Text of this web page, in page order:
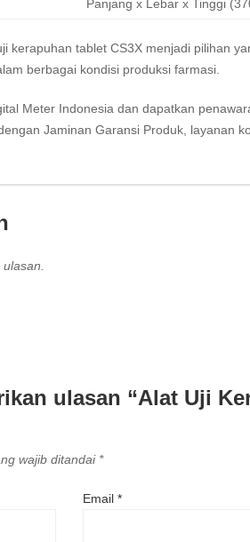
Panjang x Lebar x Tinggi
kerapuhan tablet CS3X menjadi pilihan
berbagai kondisi produksi farmasi.
Meter Indonesia dan dapatkan
Jaminan Garansi Produk, layanan
ulasan “Alat Uji
wajib ditandai *
Email *